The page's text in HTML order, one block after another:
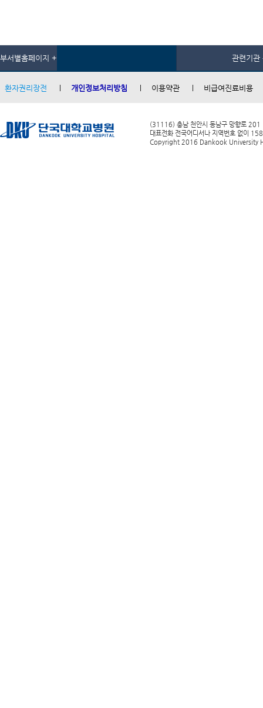
부서별홈페이지 + 관련기관
환자권리장전 개인정보처리방침 이용약관 비급여진료비용
(31116) 충남 천안시 동남구 망향로 201
대표전화 전국어디서나 지역번호 없이
Copyright 2016 Dankook University